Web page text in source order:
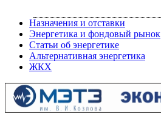
Назначения и отставки
Энергетика и фондовый рынок
Статьи об энергетике
Альтернативная энергетика
ЖКХ